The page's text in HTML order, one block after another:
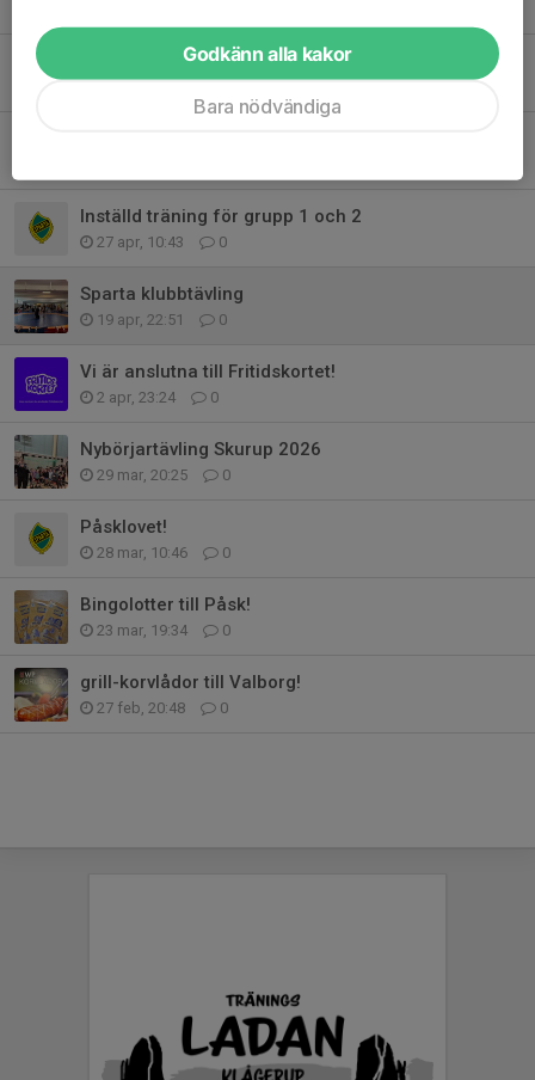
Familje läger idrottsklivet 2026
24 maj, 22:28 0
Inställd träning för grupp 1 och 2
27 apr, 10:43 0
Sparta klubbtävling
19 apr, 22:51 0
Vi är anslutna till Fritidskortet!
2 apr, 23:24 0
Nybörjartävling Skurup 2026
29 mar, 20:25 0
Påsklovet!
28 mar, 10:46 0
Bingolotter till Påsk!
23 mar, 19:34 0
grill-korvlådor till Valborg!
27 feb, 20:48 0
Godkänn alla kakor
Bara nödvändiga